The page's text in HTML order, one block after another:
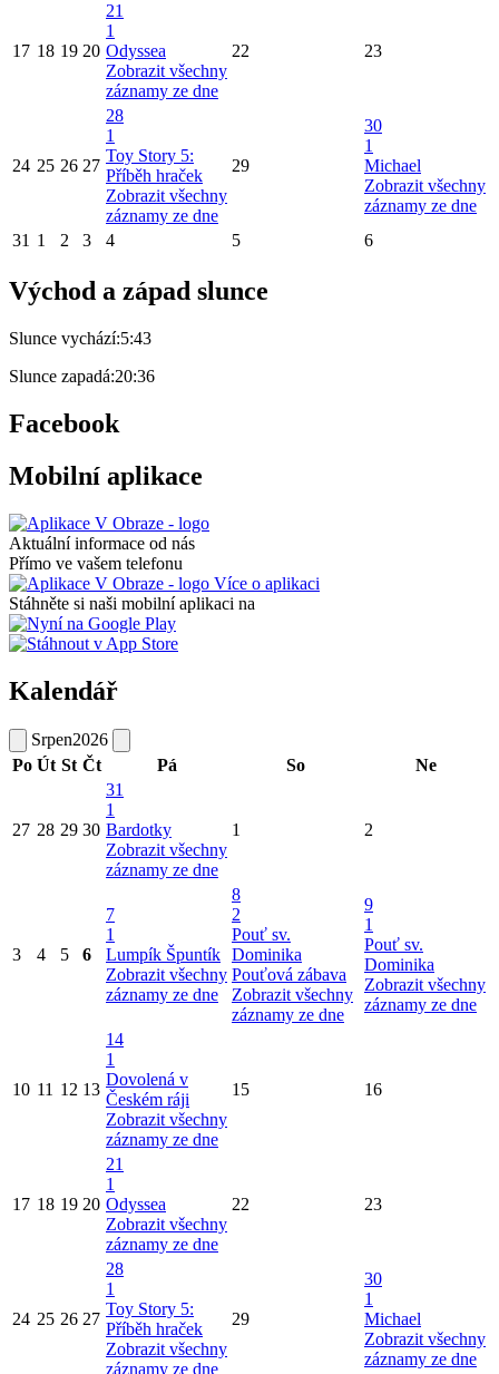
17 18 19 20
21
1
Odyssea
Zobrazit všechny
záznamy ze dne
22 23
24 25 26 27
28
1
Toy Story 5:
Příběh hraček
Zobrazit všechny
záznamy ze dne
29
30
1
Michael
Zobrazit všechny
záznamy ze dne
31 1 2 3 4 5 6
Východ a západ slunce
Slunce vychází:5:43
Slunce zapadá:20:36
Facebook
Mobilní aplikace
Aktuální informace od nás
Přímo ve vašem telefonu
Více o aplikaci
Stáhněte si naši mobilní aplikaci na
Kalendář
Srpen2026
Po Út St Čt Pá So Ne
27 28 29 30
31
1
Bardotky
Zobrazit všechny
záznamy ze dne
1 2
3 4 5 6
7
1
Lumpík Špuntík
Zobrazit všechny
záznamy ze dne
8
2
Pouť sv.
Dominika
Pouťová zábava
Zobrazit všechny
záznamy ze dne
9
1
Pouť sv.
Dominika
Zobrazit všechny
záznamy ze dne
10 11 12 13
14
1
Dovolená v
Českém ráji
Zobrazit všechny
záznamy ze dne
15 16
17 18 19 20
21
1
Odyssea
Zobrazit všechny
záznamy ze dne
22 23
24 25 26 27
28
1
Toy Story 5:
Příběh hraček
Zobrazit všechny
záznamy ze dne
29
30
1
Michael
Zobrazit všechny
záznamy ze dne